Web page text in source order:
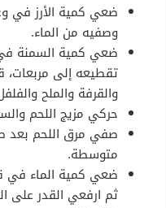
ضعي كمية الأرز في
وصفيه من الماء.
ضعي كمية السمنة في
تقطيعه إلى مربعات،
والقرفة والملح
حركي مزيج اللحم
صفي مرق اللحم بعد
متوسطة.
ضعي كمية الماء في
ثم ارفعي القدر على